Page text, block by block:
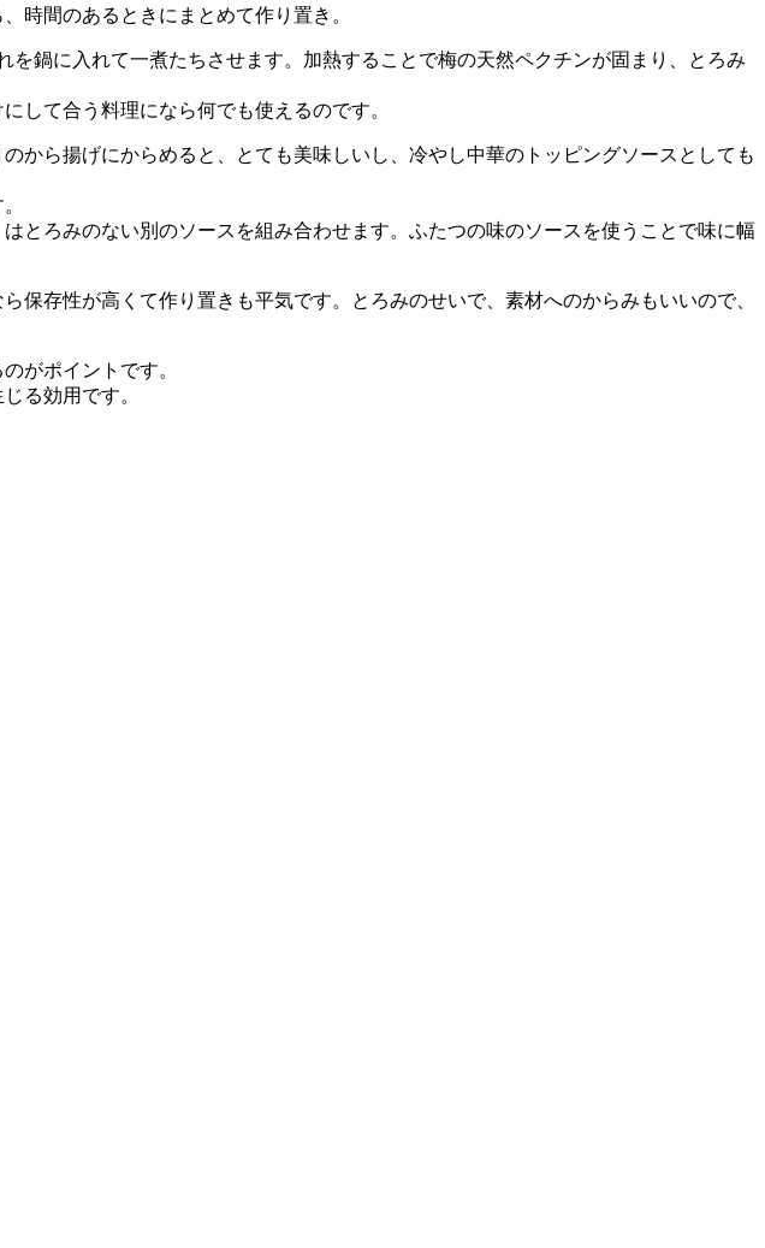
時間のあるときにまとめて作り置き。
鍋に入れて一煮たちさせます。加熱することで梅の天然ペクチンが固まり、とろみ
して合う料理になら何でも使えるのです。
ら揚げにからめると、とても美味しいし、冷やし中華のトッピングソースとしても
ろみのない別のソースを組み合わせます。ふたつの味のソースを使うことで味に幅
存性が高くて作り置きも平気です。とろみのせいで、素材へのからみもいいので、
がポイントです。
る効用です。